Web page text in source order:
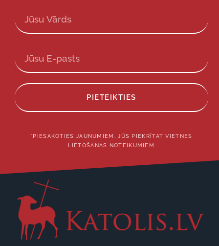
PIETEIKTIES
*PIESAKOTIES JAUNUMIEM, JŪS PIEKRĪTAT VIETNES
LIETOŠANAS NOTEIKUMIEM